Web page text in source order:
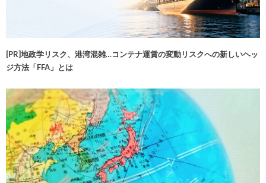
[PR]地政学リスク、港湾混雑…コンテナ運賃の変動リスクへの新しいヘッ
ジ方法「FFA」とは